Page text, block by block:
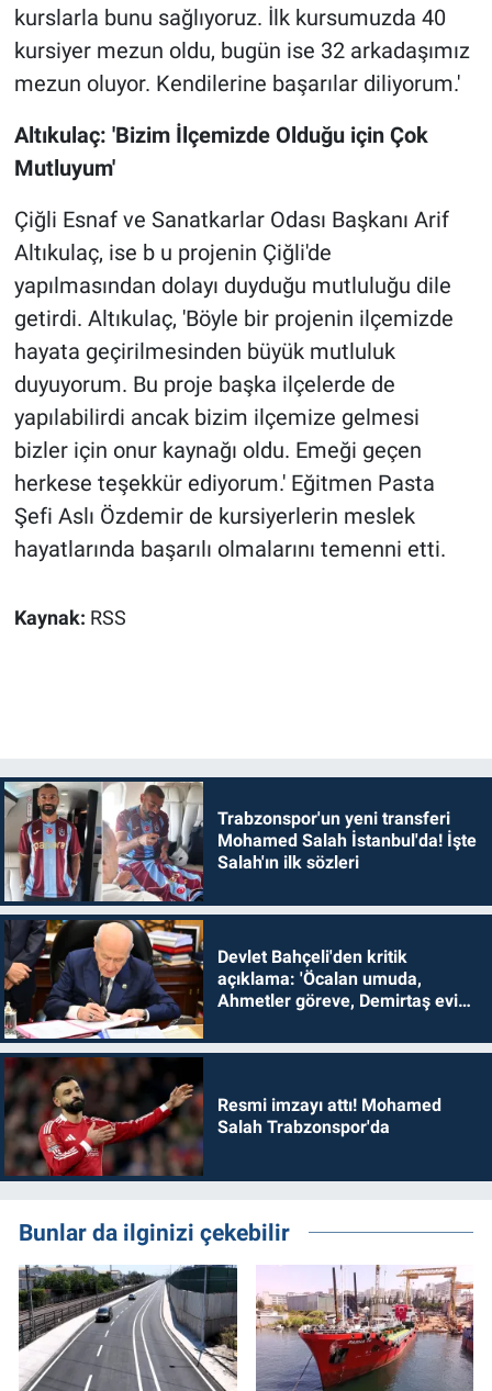
kurslarla bunu sağlıyoruz. İlk kursumuzda 40
kursiyer mezun oldu, bugün ise 32 arkadaşımız
mezun oluyor. Kendilerine başarılar diliyorum.'
Altıkulaç: 'Bizim İlçemizde Olduğu için Çok
Mutluyum'
Çiğli Esnaf ve Sanatkarlar Odası Başkanı Arif
Altıkulaç, ise b u projenin Çiğli'de
yapılmasından dolayı duyduğu mutluluğu dile
getirdi. Altıkulaç, 'Böyle bir projenin ilçemizde
hayata geçirilmesinden büyük mutluluk
duyuyorum. Bu proje başka ilçelerde de
yapılabilirdi ancak bizim ilçemize gelmesi
bizler için onur kaynağı oldu. Emeği geçen
herkese teşekkür ediyorum.' Eğitmen Pasta
Şefi Aslı Özdemir de kursiyerlerin meslek
hayatlarında başarılı olmalarını temenni etti.
Kaynak: RSS
Trabzonspor'un yeni transferi
Mohamed Salah İstanbul'da! İşte
Salah'ın ilk sözleri
Devlet Bahçeli'den kritik
açıklama: 'Öcalan umuda,
Ahmetler göreve, Demirtaş evine
Resmi imzayı attı! Mohamed
Salah Trabzonspor'da
Bunlar da ilginizi çekebilir